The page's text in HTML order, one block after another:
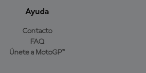
Ayuda
Contacto
FAQ
Únete a MotoGP™